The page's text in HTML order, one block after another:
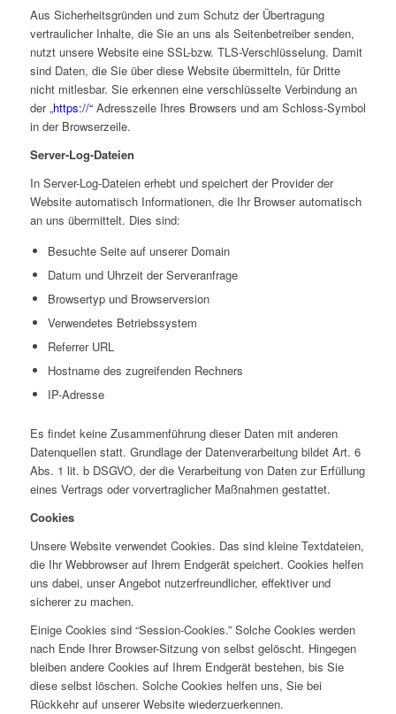
Aus Sicherheitsgründen und zum Schutz der Übertragung
vertraulicher Inhalte, die Sie an uns als Seitenbetreiber senden,
nutzt unsere Website eine SSL-bzw. TLS-Verschlüsselung. Damit
sind Daten, die Sie über diese Website übermitteln, für Dritte
nicht mitlesbar. Sie erkennen eine verschlüsselte Verbindung an
der „https://“Adresszeile Ihres Browsers und am Schloss-Symbol
in der Browserzeile.
Server-Log-Dateien
In Server-Log-Dateien erhebt und speichert der Provider der
Website automatisch Informationen, die Ihr Browser automatisch
an uns übermittelt. Dies sind:
Besuchte Seite auf unserer Domain
Datum und Uhrzeit der Serveranfrage
Browsertyp und Browserversion
Verwendetes Betriebssystem
Referrer URL
Hostname des zugreifenden Rechners
IP-Adresse
Es findet keine Zusammenführung dieser Daten mit anderen
Datenquellen statt. Grundlage der Datenverarbeitung bildet Art. 6
Abs. 1 lit. b DSGVO, der die Verarbeitung von Daten zur Erfüllung
eines Vertrags oder vorvertraglicher Maßnahmen gestattet.
Cookies
Unsere Website verwendet Cookies. Das sind kleine Textdateien,
die Ihr Webbrowser auf Ihrem Endgerät speichert. Cookies helfen
uns dabei, unser Angebot nutzerfreundlicher, effektiver und
sicherer zu machen.
Einige Cookies sind “Session-Cookies.” Solche Cookies werden
nach Ende Ihrer Browser-Sitzung von selbst gelöscht. Hingegen
bleiben andere Cookies auf Ihrem Endgerät bestehen, bis Sie
diese selbst löschen. Solche Cookies helfen uns, Sie bei
Rückkehr auf unserer Website wiederzuerkennen.